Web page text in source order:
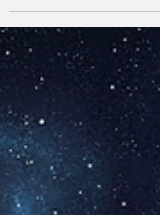
via autoctona
Ali Shariati e la via autoctona alla modernità